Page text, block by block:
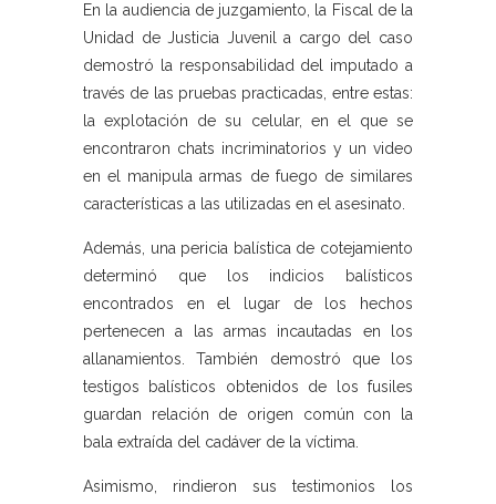
En la audiencia de juzgamiento, la Fiscal de la
Unidad de Justicia Juvenil a cargo del caso
demostró la responsabilidad del imputado a
través de las pruebas practicadas, entre estas:
la explotación de su celular, en el que se
encontraron chats incriminatorios y un video
en el manipula armas de fuego de similares
características a las utilizadas en el asesinato.
Además, una pericia balística de cotejamiento
determinó que los indicios balísticos
encontrados en el lugar de los hechos
pertenecen a las armas incautadas en los
allanamientos. También demostró que los
testigos balísticos obtenidos de los fusiles
guardan relación de origen común con la
bala extraída del cadáver de la víctima.
Asimismo, rindieron sus testimonios los